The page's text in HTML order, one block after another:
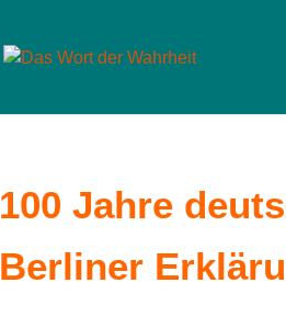
100 Jahre
Berliner